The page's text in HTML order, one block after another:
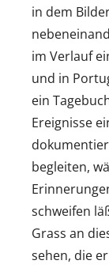
in dem
im Verlauf
und in
ein
Ereignisse
begleiten,
schweifen
Grass an
sehen, die